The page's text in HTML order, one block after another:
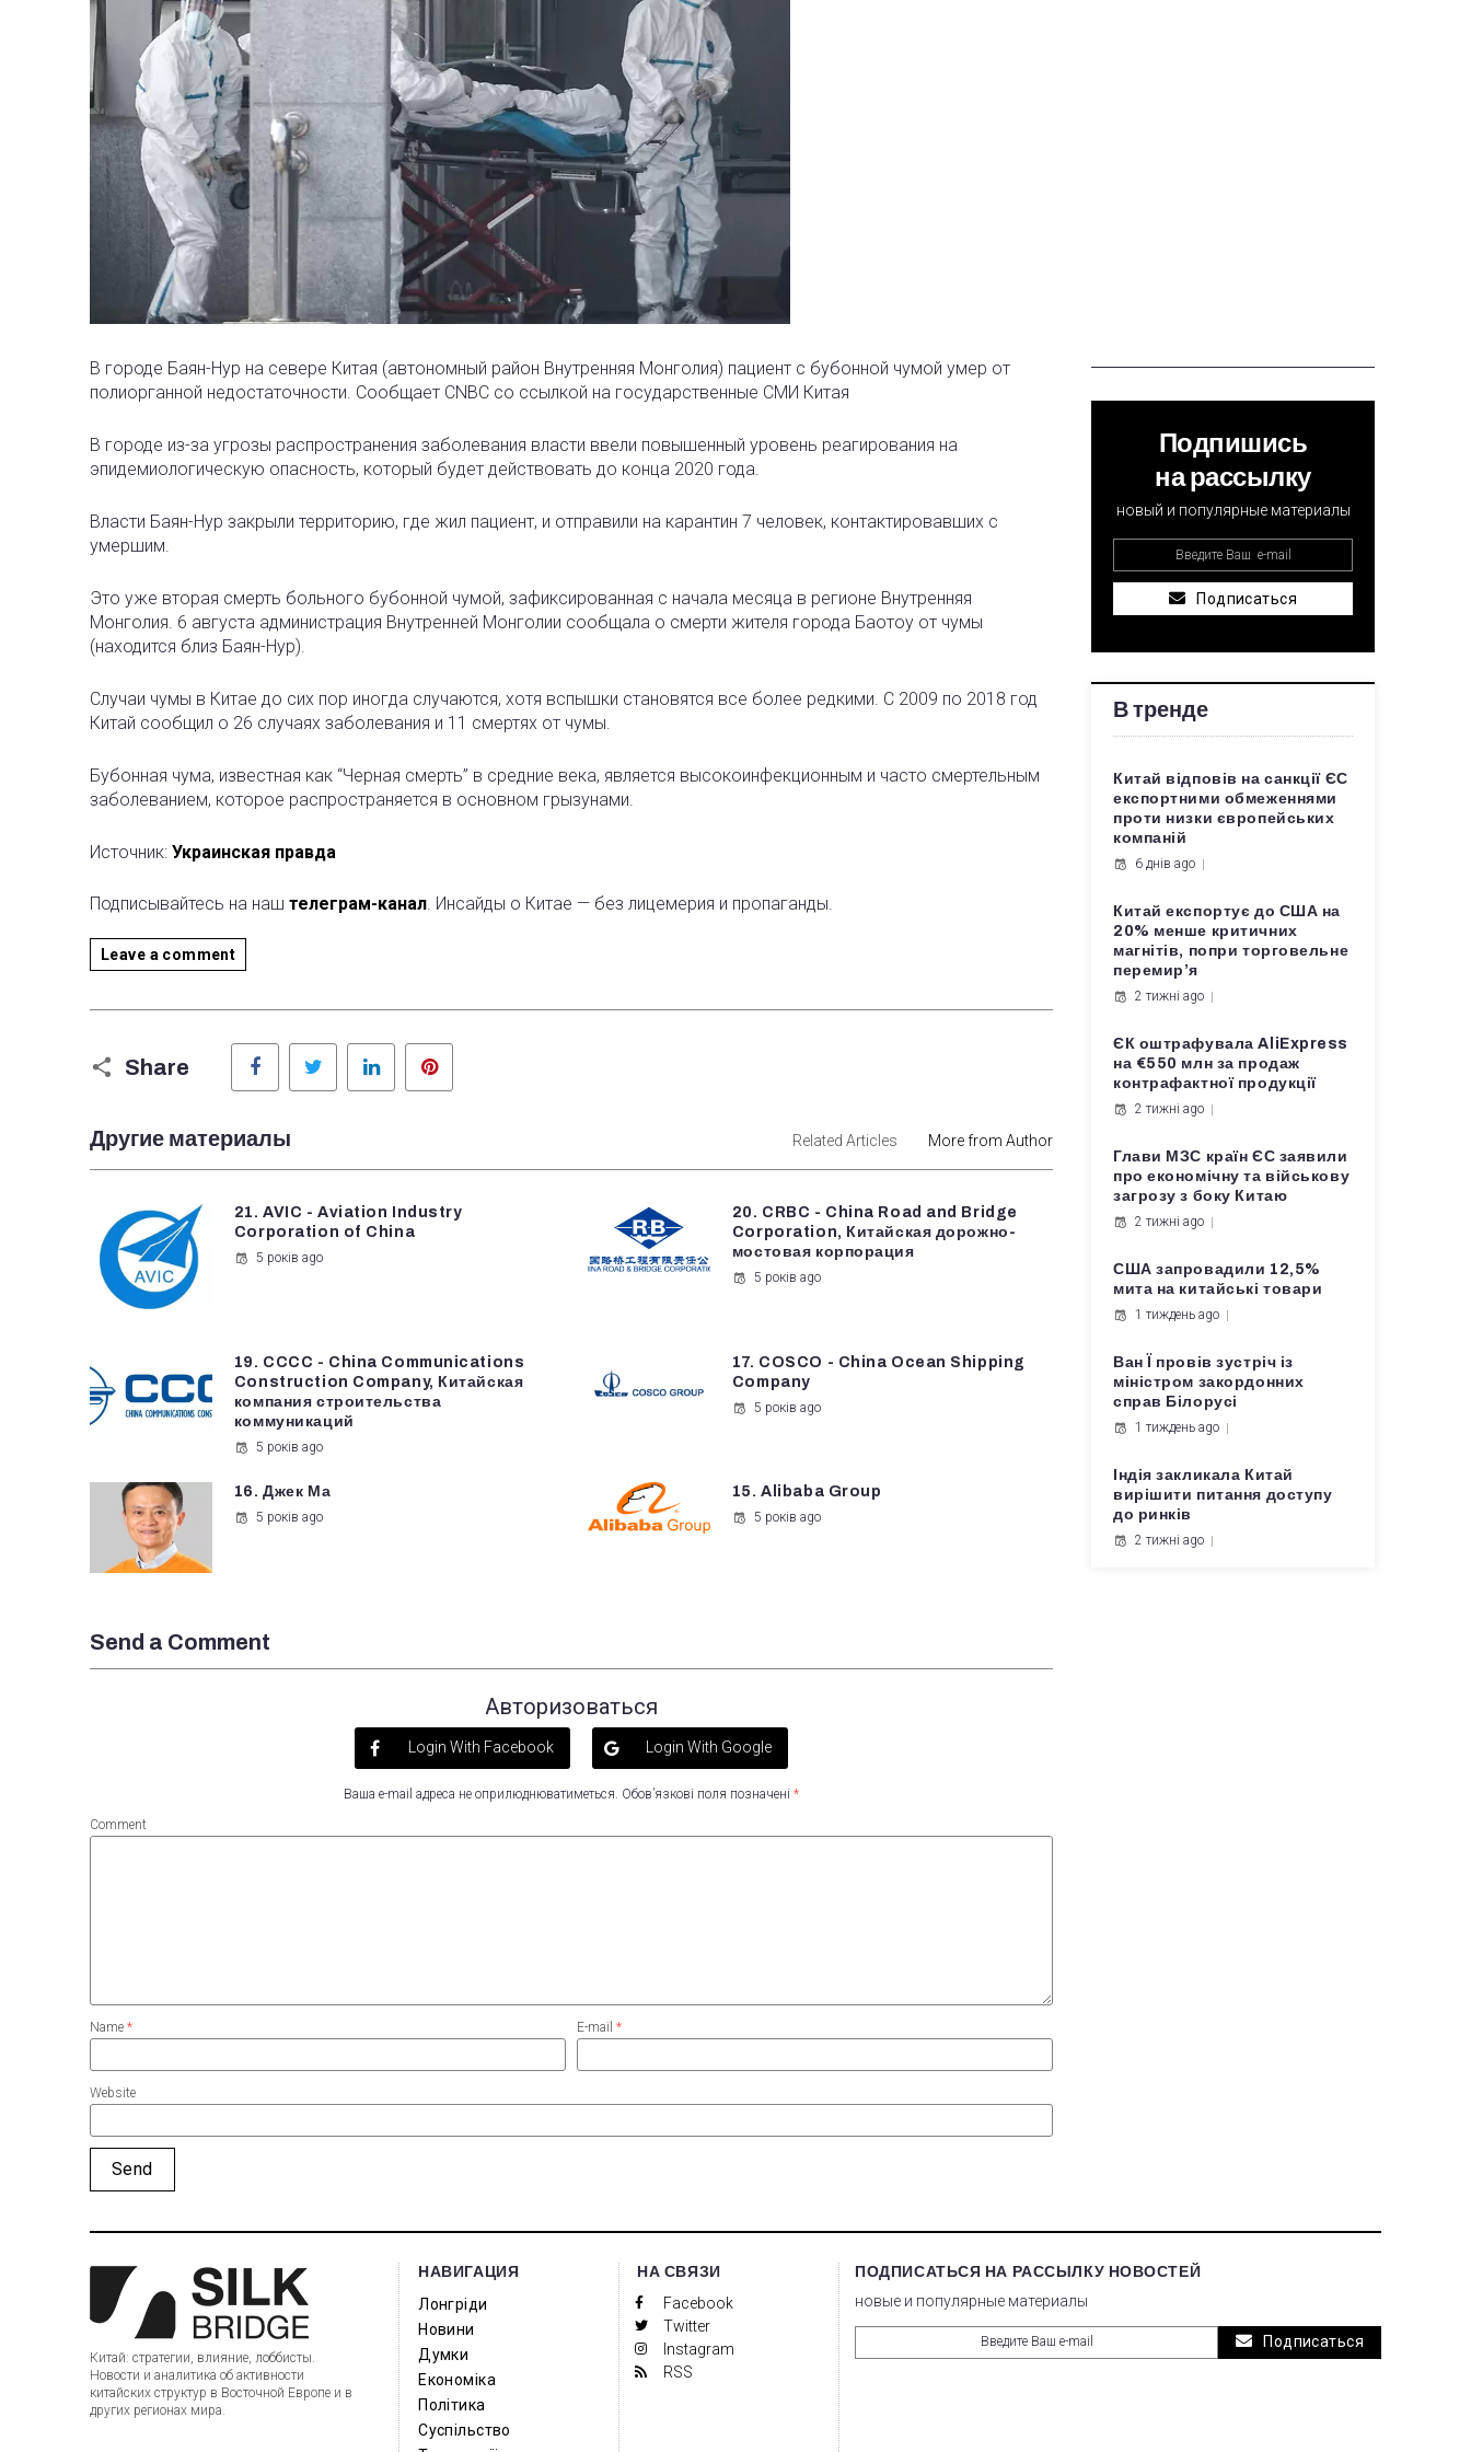
В городе Баян-Нур на севере Китая (автономный район Внутренняя Монголия) пациент с бубонной чумой умер от
полиорганной недостаточности. Сообщает CNBC со ссылкой на государственные СМИ Китая
В городе из-за угрозы распространения заболевания власти ввели повышенный уровень реагирования на
эпидемиологическую опасность, который будет действовать до конца 2020 года.
Власти Баян-Нур закрыли территорию, где жил пациент, и отправили на карантин 7 человек, контактировавших с
умершим.
Это уже вторая смерть больного бубонной чумой, зафиксированная с начала месяца в регионе Внутренняя
Монголия. 6 августа администрация Внутренней Монголии сообщала о смерти жителя города Баотоу от чумы
(находится близ Баян-Нур).
Случаи чумы в Китае до сих пор иногда случаются, хотя вспышки становятся все более редкими. С 2009 по 2018 год
Китай сообщил о 26 случаях заболевания и 11 смертях от чумы.
Бубонная чума, известная как “Черная смерть” в средние века, является высокоинфекционным и часто смертельным
заболеванием, которое распространяется в основном грызунами.
Источник: Украинская правда
Подписывайтесь на наш телеграм-канал. Инсайды о Китае — без лицемерия и пропаганды.
Leave a comment
Share
Facebook Twitter LinkedIn
Другие материалы Related Articles More from Author
21. AVIC - Aviation Industry
Corporation of China
5 років ago
20. CRBC - China Road and Bridge
Corporation, Китайская дорожно-
мостовая корпорация
5 років ago
19. CCCC - China Communications
Construction Company, Китайская
компания строительства
коммуникаций
5 років ago
17. COSCO - China Ocean Shipping
Company
5 років ago
16. Джек Ма
5 років ago
15. Alibaba Group
5 років ago
Send a Comment
Авторизоваться
Login With Facebook Login With Google
Ваша e-mail адреса не оприлюднюватиметься. Обов’язкові поля позначені *
Comment
Name * E-mail *
Website
Подпишись
на рассылку
новый и популярные материалы
Подписаться
В тренде
Китай відповів на санкції ЄС
експортними обмеженнями
проти низки європейських
компаній
6 днів ago
Китай експортує до США на
20% менше критичних
магнітів, попри торговельне
перемир’я
2 тижні ago
ЄК оштрафувала AliExpress
на €550 млн за продаж
контрафактної продукції
2 тижні ago
Глави МЗС країн ЄС заявили
про економічну та військову
загрозу з боку Китаю
2 тижні ago
США запровадили 12,5%
мита на китайські товари
1 тиждень ago
Ван Ї провів зустріч із
міністром закордонних
справ Білорусі
1 тиждень ago
Індія закликала Китай
вирішити питання доступу
до ринків
2 тижні ago
Китай: стратегии, влияние, лоббисты.
Новости и аналитика об активности
китайских структур в Восточной Европе и в
других регионах мира.
НАВИГАЦИЯ
Лонгріди
Новини
Думки
Економіка
Політика
Суспільство
НА СВЯЗИ
Facebook
Twitter
Instagram
RSS
ПОДПИСАТЬСЯ НА РАССЫЛКУ НОВОСТЕЙ
новые и популярные материалы
Подписаться